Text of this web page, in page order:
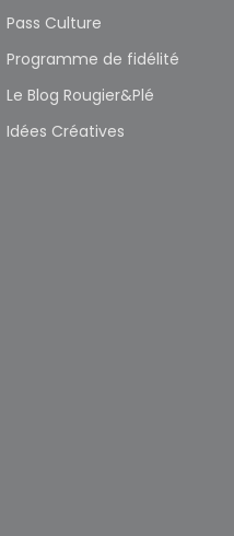
Pass Culture
Programme de fidélité
Le Blog Rougier&Plé
Idées Créatives